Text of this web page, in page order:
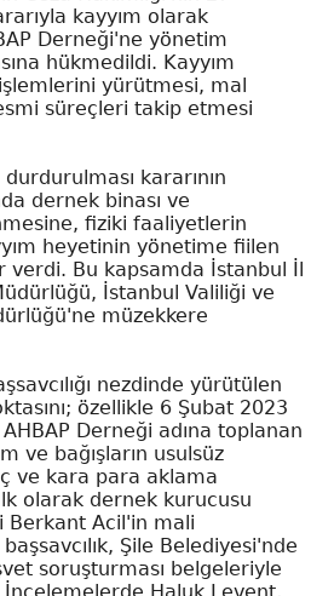
kayyım olarak
Derneği'ne yönetim
hükmedildi. Kayyım
yürütmesi, mal
süreçleri takip etmesi
kararının
dernek binası ve
fiziki faaliyetlerin
heyetinin yönetime fiilen
verdi. Bu kapsamda İstanbul İl
İstanbul Valiliği ve
müzekkere
nezdinde yürütülen
özellikle 6 Şubat 2023
Derneği adına toplanan
ve bağışların usulsüz
ve kara para aklama
olarak dernek kurucusu
Berkant Acil'in mali
Şile Belediyesi'nde
soruşturması belgeleriyle